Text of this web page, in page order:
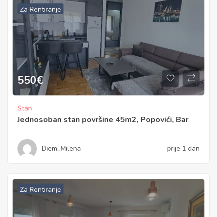
Za Rentiranje
550€
Stan
Jednosoban stan površine 45m2, Popovići, Bar
Diem_Milena prije 1 dan
Za Rentiranje